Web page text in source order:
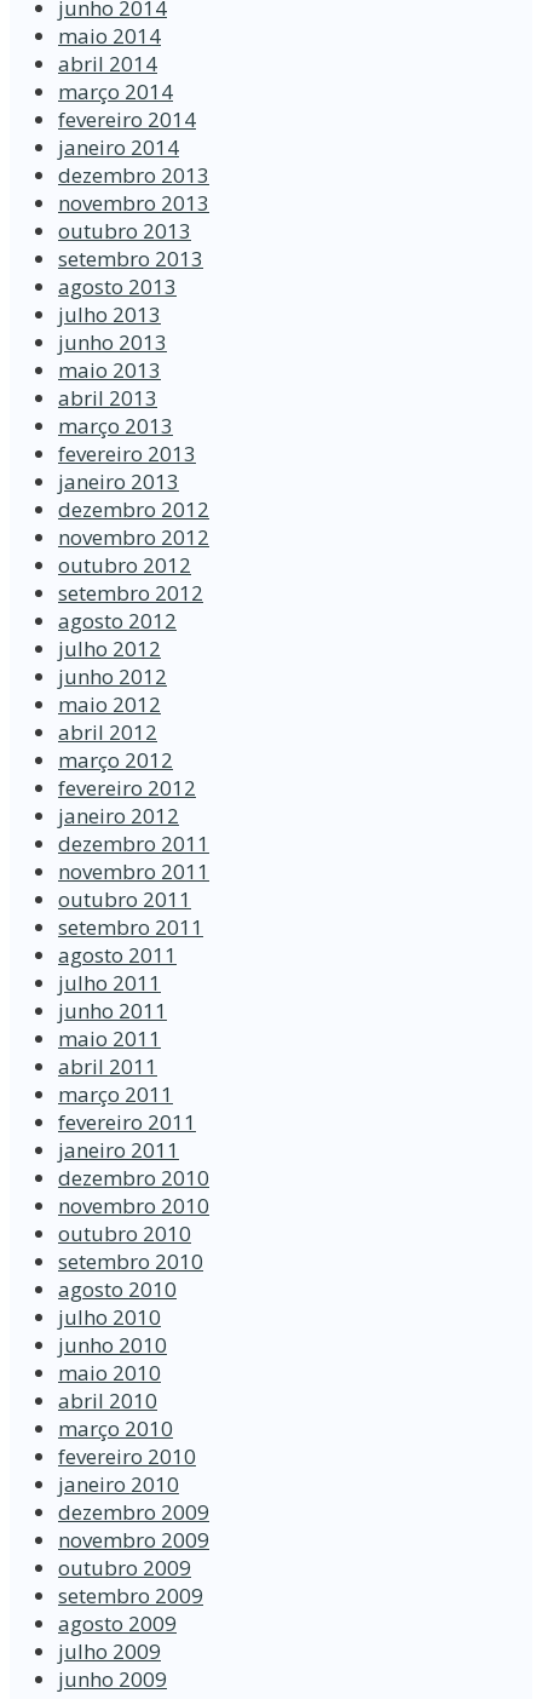
junho 2014
maio 2014
abril 2014
março 2014
fevereiro 2014
janeiro 2014
dezembro 2013
novembro 2013
outubro 2013
setembro 2013
agosto 2013
julho 2013
junho 2013
maio 2013
abril 2013
março 2013
fevereiro 2013
janeiro 2013
dezembro 2012
novembro 2012
outubro 2012
setembro 2012
agosto 2012
julho 2012
junho 2012
maio 2012
abril 2012
março 2012
fevereiro 2012
janeiro 2012
dezembro 2011
novembro 2011
outubro 2011
setembro 2011
agosto 2011
julho 2011
junho 2011
maio 2011
abril 2011
março 2011
fevereiro 2011
janeiro 2011
dezembro 2010
novembro 2010
outubro 2010
setembro 2010
agosto 2010
julho 2010
junho 2010
maio 2010
abril 2010
março 2010
fevereiro 2010
janeiro 2010
dezembro 2009
novembro 2009
outubro 2009
setembro 2009
agosto 2009
julho 2009
junho 2009